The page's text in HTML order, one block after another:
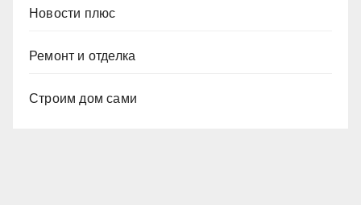
Новости плюс
Ремонт и отделка
Строим дом сами